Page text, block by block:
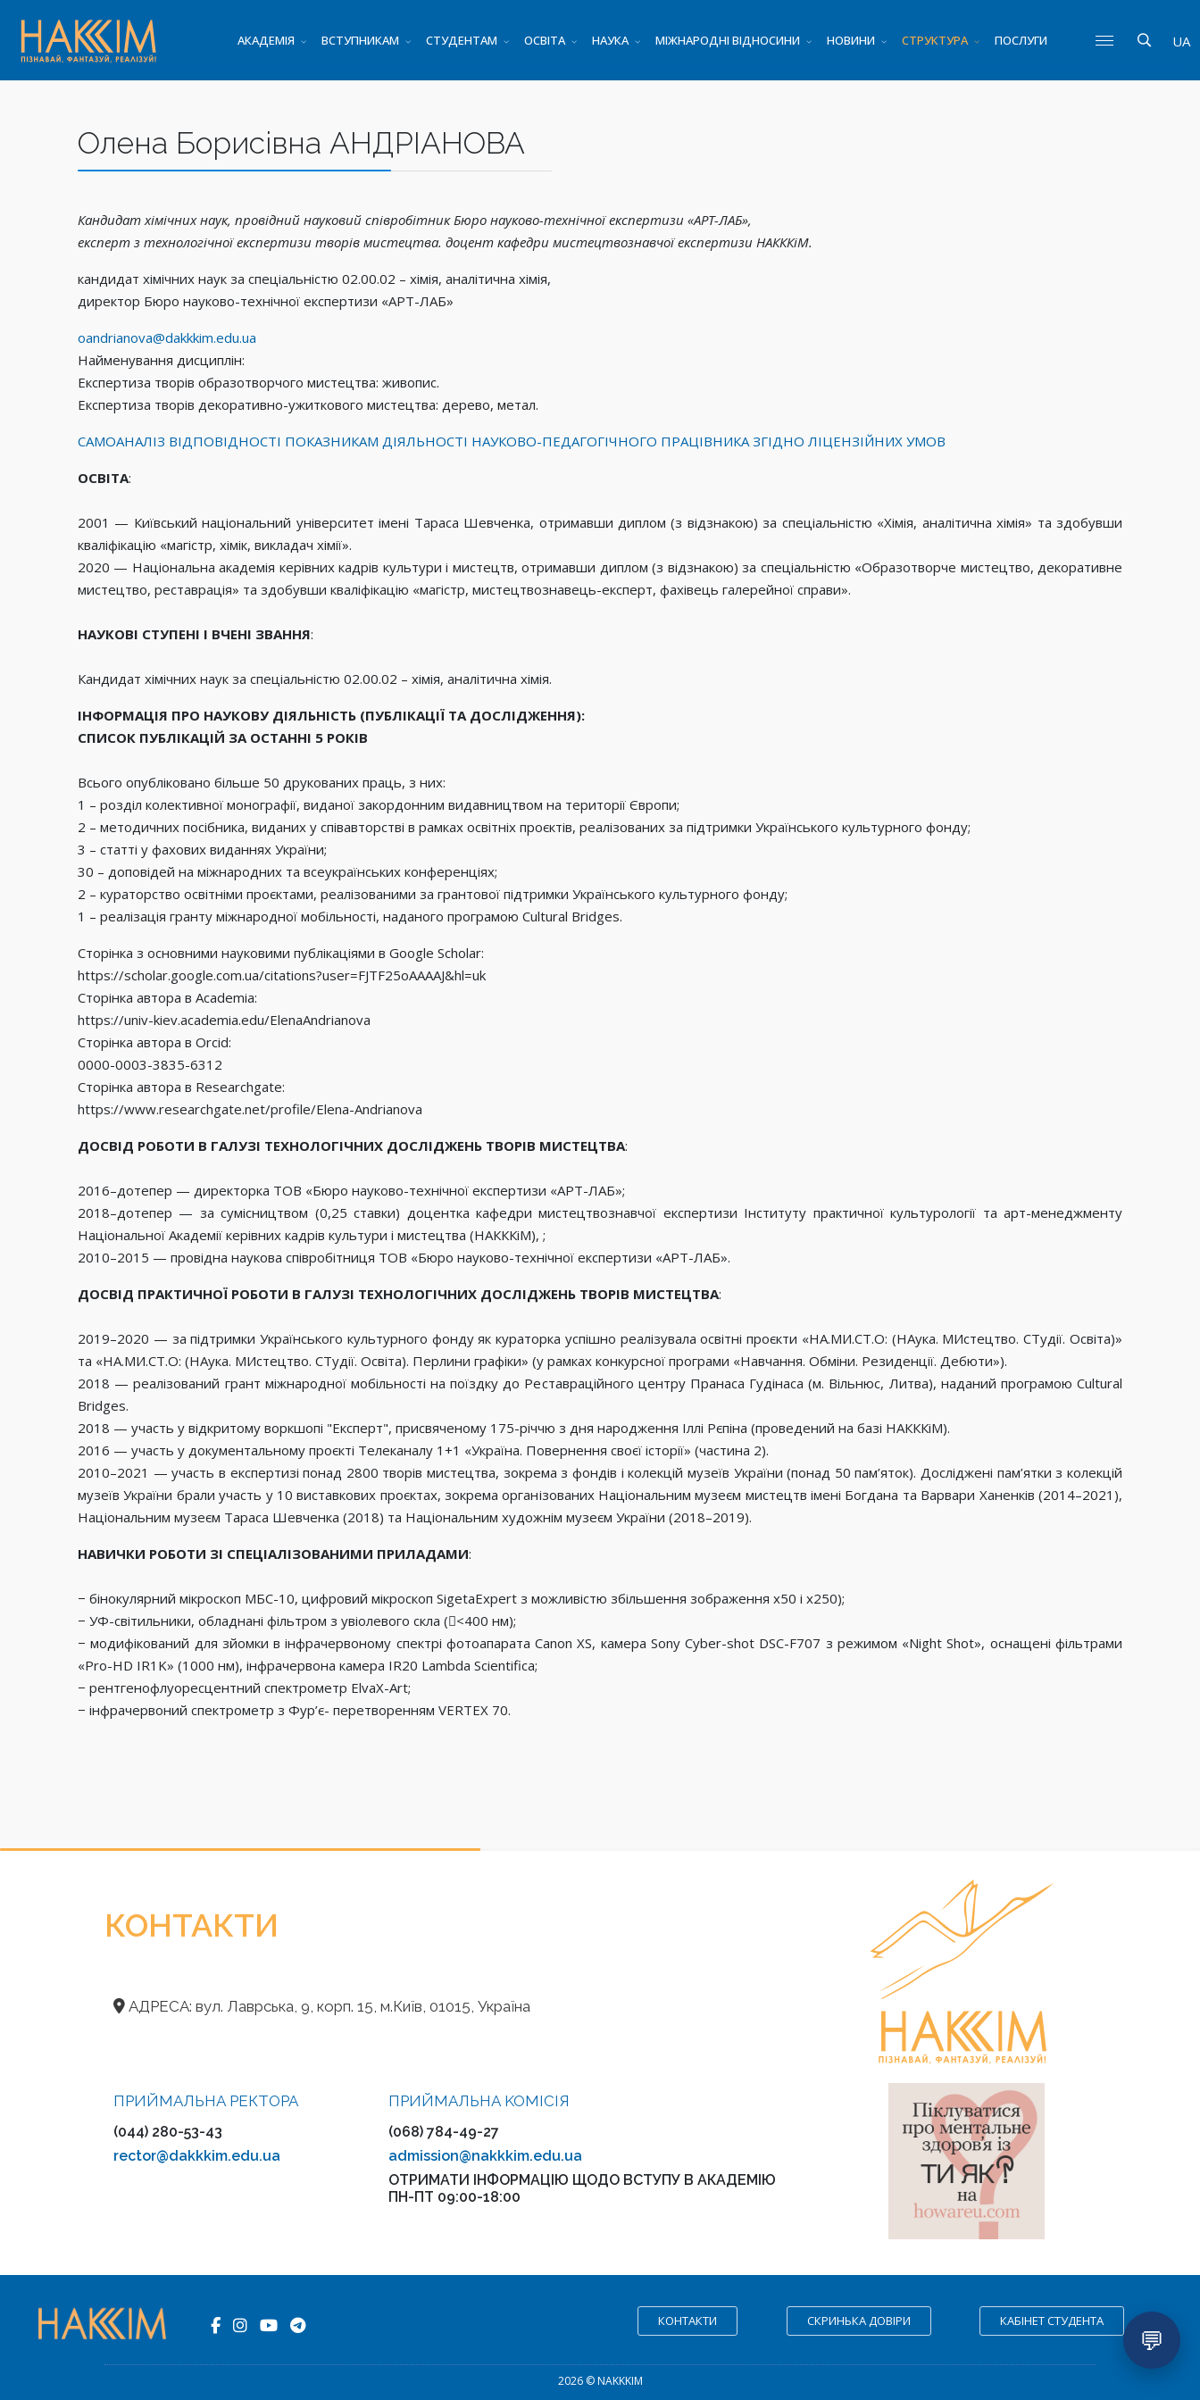
АКАДЕМІЯ ВСТУПНИКАМ СТУДЕНТАМ ОСВІТА НАУКА МІЖНАРОДНІ ВІДНОСИНИ НОВИНИ СТРУКТУРА ПОСЛУГИ UA
Олена Борисівна АНДРІАНОВА
Кандидат хімічних наук, провідний науковий співробітник Бюро науково-технічної експертизи «АРТ-ЛАБ»,
експерт з технологічної експертизи творів мистецтва. доцент кафедри мистецтвознавчої експертизи НАКККіМ.
кандидат хімічних наук за спеціальністю 02.00.02 – хімія, аналітична хімія,
директор Бюро науково-технічної експертизи «АРТ-ЛАБ»
oandrianova@dakkkim.edu.ua
Найменування дисциплін:
Експертиза творів образотворчого мистецтва: живопис.
Експертиза творів декоративно-ужиткового мистецтва: дерево, метал.
САМОАНАЛІЗ ВІДПОВІДНОСТІ ПОКАЗНИКАМ ДІЯЛЬНОСТІ НАУКОВО-ПЕДАГОГІЧНОГО ПРАЦІВНИКА ЗГІДНО ЛІЦЕНЗІЙНИХ УМОВ
ОСВІТА:
2001 — Київський національний університет імені Тараса Шевченка, отримавши диплом (з відзнакою) за спеціальністю «Хімія, аналітична хімія» та здобувши
кваліфікацію «магістр, хімік, викладач хімії».
2020 — Національна академія керівних кадрів культури і мистецтв, отримавши диплом (з відзнакою) за спеціальністю «Образотворче мистецтво, декоративне
мистецтво, реставрація» та здобувши кваліфікацію «магістр, мистецтвознавець-експерт, фахівець галерейної справи».
НАУКОВІ СТУПЕНІ І ВЧЕНІ ЗВАННЯ:
Кандидат хімічних наук за спеціальністю 02.00.02 – хімія, аналітична хімія.
ІНФОРМАЦІЯ ПРО НАУКОВУ ДІЯЛЬНІСТЬ (ПУБЛІКАЦІЇ ТА ДОСЛІДЖЕННЯ):
СПИСОК ПУБЛІКАЦІЙ ЗА ОСТАННІ 5 РОКІВ
Всього опубліковано більше 50 друкованих праць, з них:
1 – розділ колективної монографії, виданої закордонним видавництвом на території Європи;
2 – методичних посібника, виданих у співавторстві в рамках освітніх проєктів, реалізованих за підтримки Українського культурного фонду;
3 – статті у фахових виданнях України;
30 – доповідей на міжнародних та всеукраїнських конференціях;
2 – кураторство освітніми проєктами, реалізованими за грантової підтримки Українського культурного фонду;
1 – реалізація гранту міжнародної мобільності, наданого програмою Cultural Bridges.
Сторінка з основними науковими публікаціями в Google Scholar:
https://scholar.google.com.ua/citations?user=FJTF25oAAAAJ&hl=uk
Сторінка автора в Academia:
https://univ-kiev.academia.edu/ElenaAndrianova
Сторінка автора в Orcid:
0000-0003-3835-6312
Сторінка автора в Researchgate:
https://www.researchgate.net/profile/Elena-Andrianova
ДОСВІД РОБОТИ В ГАЛУЗІ ТЕХНОЛОГІЧНИХ ДОСЛІДЖЕНЬ ТВОРІВ МИСТЕЦТВА:
2016–дотепер — директорка ТОВ «Бюро науково-технічної експертизи «АРТ-ЛАБ»;
2018–дотепер — за сумісництвом (0,25 ставки) доцентка кафедри мистецтвознавчої експертизи Інституту практичної культурології та арт-менеджменту
Національної Академії керівних кадрів культури і мистецтва (НАКККіМ), ;
2010–2015 — провідна наукова співробітниця ТОВ «Бюро науково-технічної експертизи «АРТ-ЛАБ».
ДОСВІД ПРАКТИЧНОЇ РОБОТИ В ГАЛУЗІ ТЕХНОЛОГІЧНИХ ДОСЛІДЖЕНЬ ТВОРІВ МИСТЕЦТВА:
2019–2020 — за підтримки Українського культурного фонду як кураторка успішно реалізувала освітні проєкти «НА.МИ.СТ.О: (НАука. МИстецтво. СТудії. Освіта)»
та «НА.МИ.СТ.О: (НАука. МИстецтво. СТудії. Освіта). Перлини графіки» (у рамках конкурсної програми «Навчання. Обміни. Резиденції. Дебюти»).
2018 — реалізований грант міжнародної мобільності на поїздку до Реставраційного центру Пранаса Гудінаса (м. Вільнюс, Литва), наданий програмою Cultural
Bridges.
2018 — участь у відкритому воркшопі "Експерт", присвяченому 175-річчю з дня народження Іллі Рєпіна (проведений на базі НАКККіМ).
2016 — участь у документальному проєкті Телеканалу 1+1 «Україна. Повернення своєї історії» (частина 2).
2010–2021 — участь в експертизі понад 2800 творів мистецтва, зокрема з фондів і колекцій музеїв України (понад 50 пам’яток). Досліджені пам’ятки з колекцій
музеїв України брали участь у 10 виставкових проєктах, зокрема організованих Національним музеєм мистецтв імені Богдана та Варвари Ханенків (2014–2021),
Національним музеєм Тараса Шевченка (2018) та Національним художнім музеєм України (2018–2019).
НАВИЧКИ РОБОТИ ЗІ СПЕЦІАЛІЗОВАНИМИ ПРИЛАДАМИ:
− бінокулярний мікроскоп МБС-10, цифровий мікроскоп SigetaExpert з можливістю збільшення зображення х50 і х250);
− УФ-світильники, обладнані фільтром з увіолевого скла (<400 нм);
− модифікований для зйомки в інфрачервоному спектрі фотоапарата Canon XS, камера Sony Cyber-shot DSC-F707 з режимом «Night Shot», оснащені фільтрами
«Pro-HD IR1K» (1000 нм), інфрачервона камера IR20 Lambda Scientifica;
− рентгенофлуоресцентний спектрометр ElvaX-Art;
− інфрачервоний спектрометр з Фур’є- перетворенням VERTEX 70.
КОНТАКТИ
АДРЕСА: вул. Лаврська, 9, корп. 15, м.Київ, 01015, Україна
ПРИЙМАЛЬНА РЕКТОРА
(044) 280-53-43
rector@dakkkim.edu.ua
ПРИЙМАЛЬНА KOMІСІЯ
(068) 784-49-27
admission@nakkkim.edu.ua
ОТРИМАТИ ІНФОРМАЦІЮ ЩОДО ВСТУПУ В АКАДЕМІЮ
ПН-ПТ 09:00-18:00
КОНТАКТИ СКРИНЬКА ДОВІРИ КАБІНЕТ СТУДЕНТА
2026 © NAKKKIM
💬